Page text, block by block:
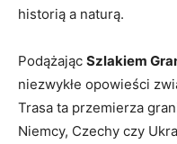
historią a⁤ naturą.
Podążając Szlakiem
niezwykłe‌ opowieści
Trasa ta przemierza
⁢Niemcy, Czechy ⁢czy